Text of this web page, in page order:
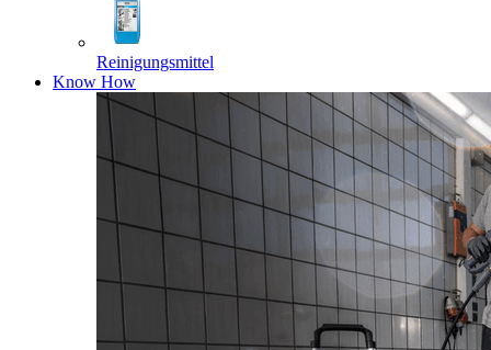
Reinigungsmittel
Know How